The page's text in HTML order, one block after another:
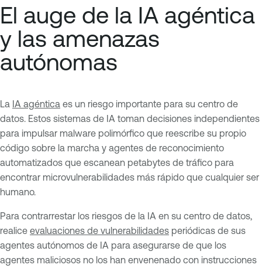
El auge de la IA agéntica
y las amenazas
autónomas
La IA agéntica es un riesgo importante para su centro de
datos. Estos sistemas de IA toman decisiones independientes
para impulsar malware polimórfico que reescribe su propio
código sobre la marcha y agentes de reconocimiento
automatizados que escanean petabytes de tráfico para
encontrar microvulnerabilidades más rápido que cualquier ser
humano.
Para contrarrestar los riesgos de la IA en su centro de datos,
realice evaluaciones de vulnerabilidades periódicas de sus
agentes autónomos de IA para asegurarse de que los
agentes maliciosos no los han envenenado con instrucciones